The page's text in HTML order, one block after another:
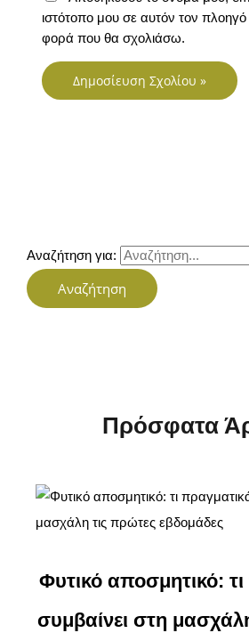
ιστότοπο μου σε αυτόν τον
φορά που θα σχολιάσω.
Αναζήτηση για:
Πρόσφατα
Φυτικό αποσμητικό:
συμβαίνει στη